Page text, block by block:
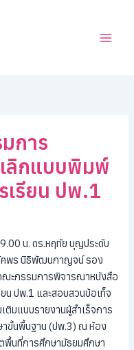
การ
ลิกแบบพิมพ์
เรียน ปพ.1
น. ดร.หฤทัย บุญประดับ
คพร นิธิพัฒนกาญจน์ รอง
ณะกรรมการพิจารณาหนังสือ
น ปพ.1 และสอบสวนข้อเท็จ
มแบบรายงานผู้สำเร็จการ
ขั้นพื้นฐาน (ปพ.3) ณ ห้อง
พื้นที่การศึกษามัธยมศึกษา